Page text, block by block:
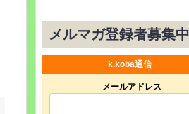
メルマガ登録者募集中
k.koba通信
メールアドレス